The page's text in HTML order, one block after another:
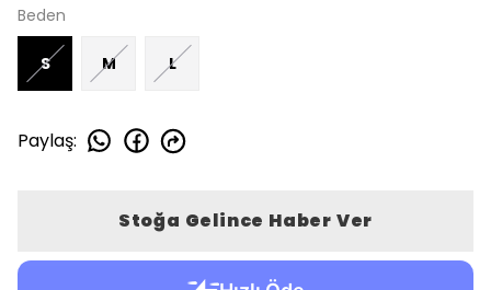
Beden
S M L
Paylaş:
Stoğa Gelince Haber Ver